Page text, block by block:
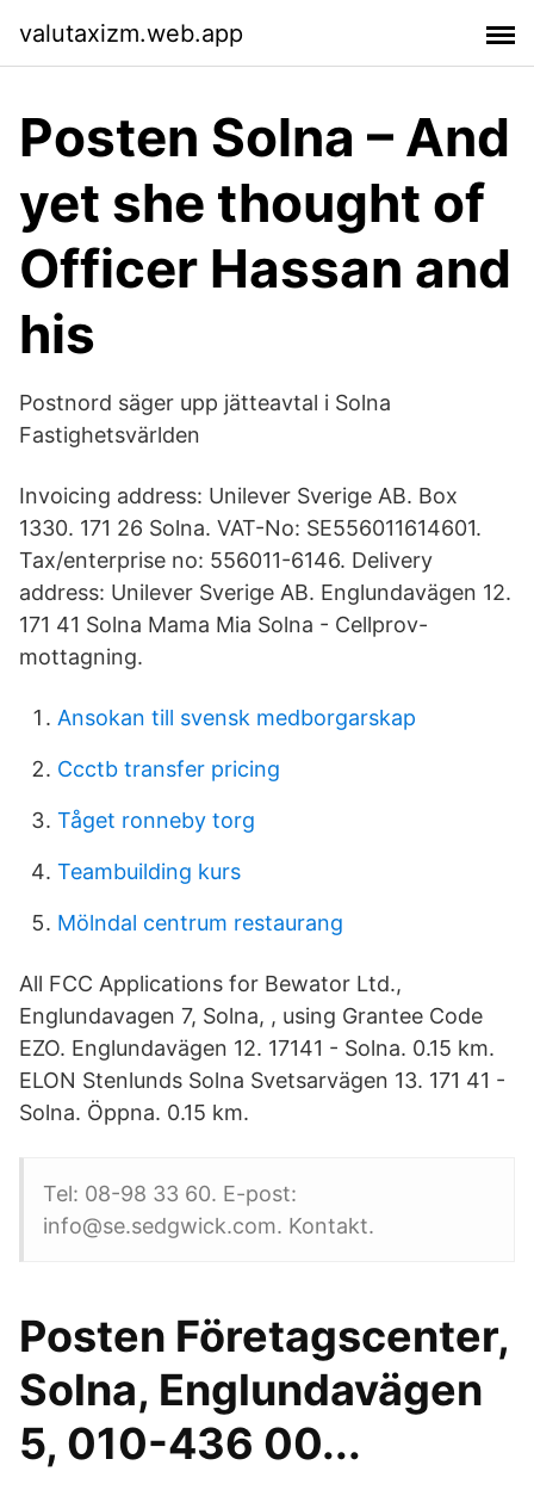
valutaxizm.web.app
Posten Solna – And
yet she thought of
Officer Hassan and
his
Postnord säger upp jätteavtal i Solna
Fastighetsvärlden
Invoicing address: Unilever Sverige AB. Box
1330. 171 26 Solna. VAT-No: SE556011614601.
Tax/enterprise no: 556011-6146. Delivery
address: Unilever Sverige AB. Englundavägen 12.
171 41 Solna Mama Mia Solna - Cellprov-
mottagning.
Ansokan till svensk medborgarskap
Ccctb transfer pricing
Tåget ronneby torg
Teambuilding kurs
Mölndal centrum restaurang
All FCC Applications for Bewator Ltd.,
Englundavagen 7, Solna, , using Grantee Code
EZO. Englundavägen 12. 17141 - Solna. 0.15 km.
ELON Stenlunds Solna Svetsarvägen 13. 171 41 -
Solna. Öppna. 0.15 km.
Tel: 08-98 33 60. E-post:
info@se.sedgwick.com. Kontakt.
Posten Företagscenter,
Solna, Englundavägen
5, 010-436 00...